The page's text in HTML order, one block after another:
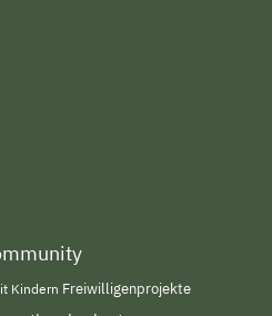
Kindern Freiwilligenprojekte